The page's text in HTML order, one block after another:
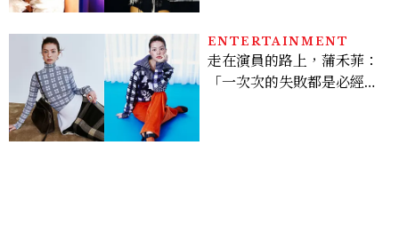
ENTERTAINMENT
走在演員的路上，蒲禾菲：
「一次次的失敗都是必經過